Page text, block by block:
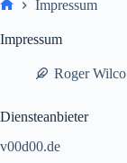
Impressum
Impressum
Roger Wilco
Diensteanbieter
v00d00.de